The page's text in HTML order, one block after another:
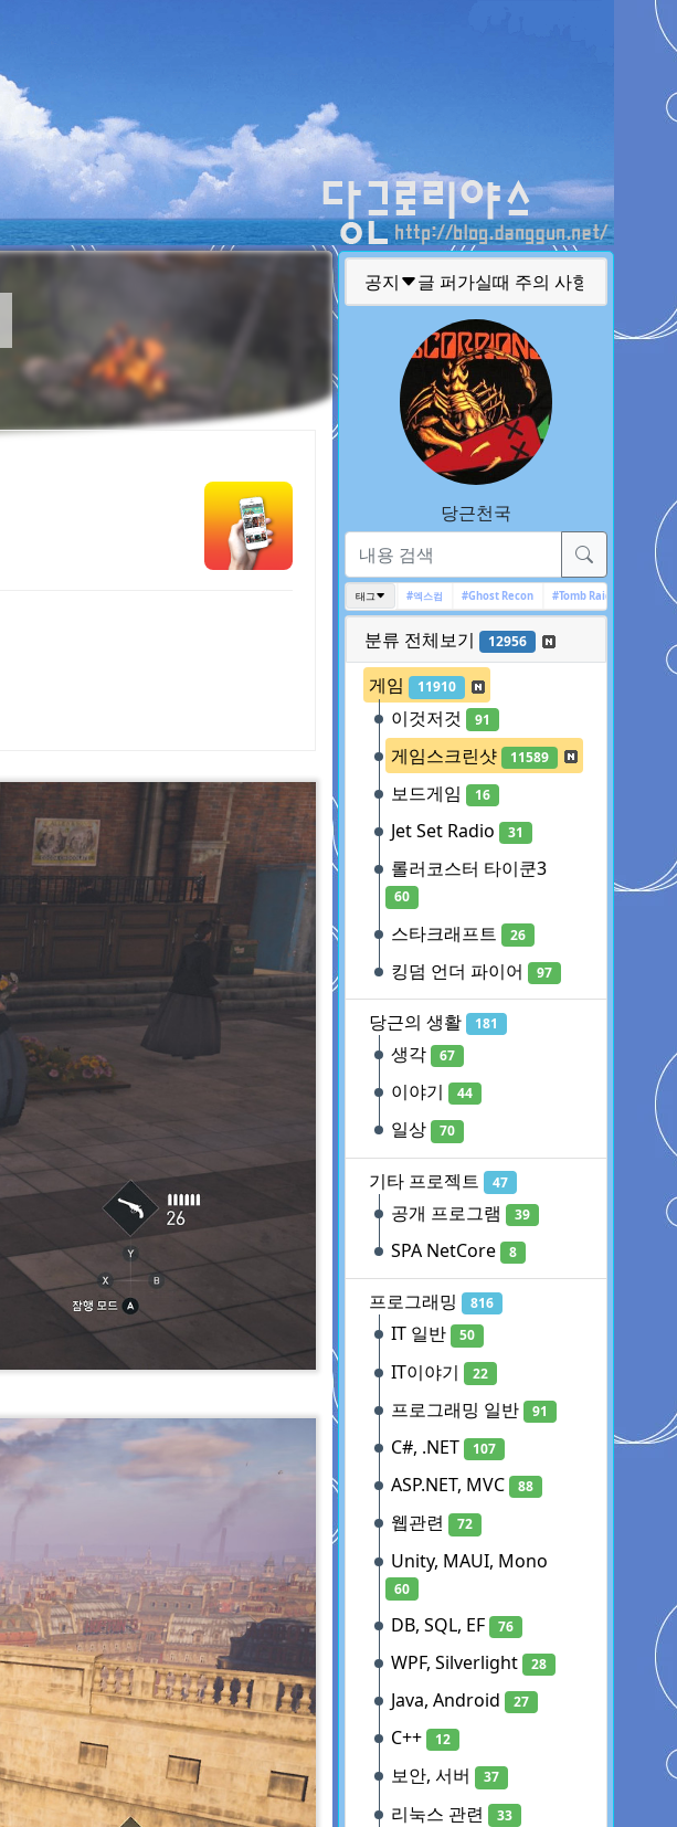
공지 글 퍼가실때 주의 사항
당근천국
태그
#엑스컴 #Ghost Recon #Tomb Raider #Ghost Recon
분류 전체보기 12956
게임 11910
이것저것 91
게임스크린샷 11589
보드게임 16
Jet Set Radio 31
롤러코스터 타이쿤3
60
스타크래프트 26
킹덤 언더 파이어 97
당근의 생활 181
생각 67
이야기 44
일상 70
기타 프로젝트 47
공개 프로그램 39
SPA NetCore 8
프로그래밍 816
IT 일반 50
IT이야기 22
프로그래밍 일반 91
C#, .NET 107
ASP.NET, MVC 88
웹관련 72
Unity, MAUI, Mono
60
DB, SQL, EF 76
WPF, Silverlight 28
Java, Android 27
C++ 12
보안, 서버 37
리눅스 관련 33